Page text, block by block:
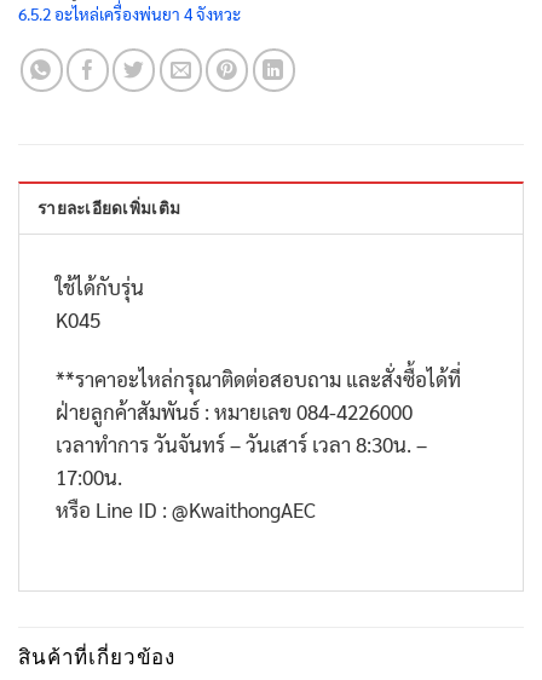
6.5.2 อะไหล่เครื่องพ่นยา 4 จังหวะ
รายละเอียดเพิ่มเติม
ใช้ได้กับรุ่น
K045
**ราคาอะไหล่กรุณาติดต่อสอบถาม และสั่งซื้อได้ที่
ฝ่ายลูกค้าสัมพันธ์ : หมายเลข 084-4226000
เวลาทำการ วันจันทร์ – วันเสาร์ เวลา 8:30น. –
17:00น.
หรือ Line ID : @KwaithongAEC
สินค้าที่เกี่ยวข้อง